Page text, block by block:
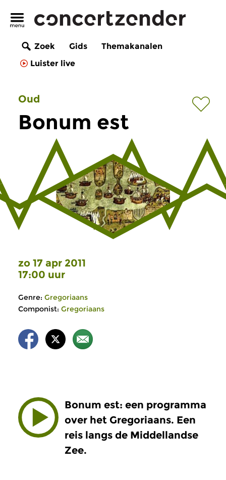
Zoek Gids
Themakanalen
Luister live
Oud
Bonum est
zo 17 apr 2011
17:00 uur
Genre: Gregoriaans
Componist: Gregoriaans
Bonum est: een programma
over het Gregoriaans. Een
reis langs de Middellandse
Zee.